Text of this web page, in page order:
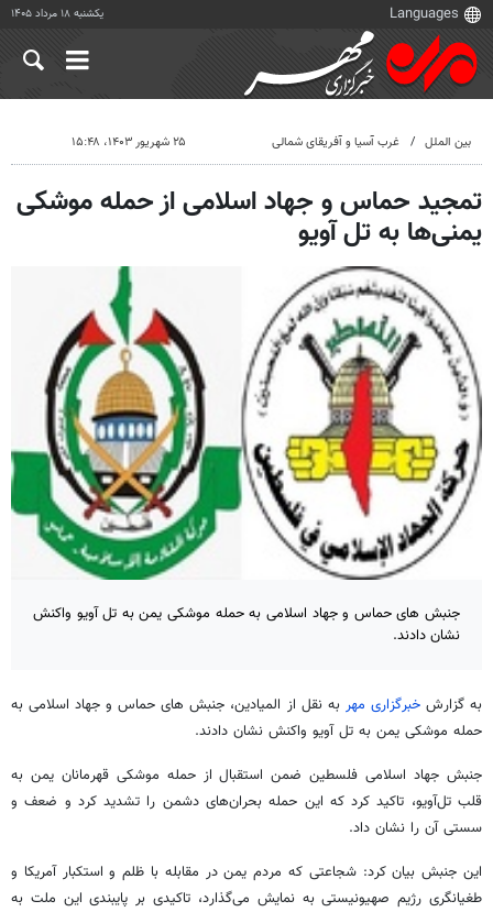
یکشنبه ۱۸ مرداد ۱۴۰۵
بین الملل غرب آسیا و آفریقای شمالی ۲۵ شهریور ۱۴۰۳، ۱۵:۴۸
تمجید حماس و جهاد اسلامی از حمله موشکی
یمنی‌ها به تل آویو
جنبش های حماس و جهاد اسلامی به حمله موشکی یمن به تل آویو واکنش
نشان دادند.
به گزارشخبرگزاری مهر به نقل از المیادین، جنبش های حماس و جهاد اسلامی به
حمله موشکی یمن به تل آویو واکنش نشان دادند.
جنبش جهاد اسلامی فلسطین ضمن استقبال از حمله موشکی قهرمانان یمن به
قلب تل‌آویو، تاکید کرد که این حمله بحران‌های دشمن را تشدید کرد و ضعف و
سستی آن را نشان داد.
این جنبش بیان کرد: شجاعتی که مردم یمن در مقابله با ظلم و استکبار آمریکا و
طغیانگری رژیم صهیونیستی به نمایش می‌گذارد، تاکیدی بر پایبندی این ملت به